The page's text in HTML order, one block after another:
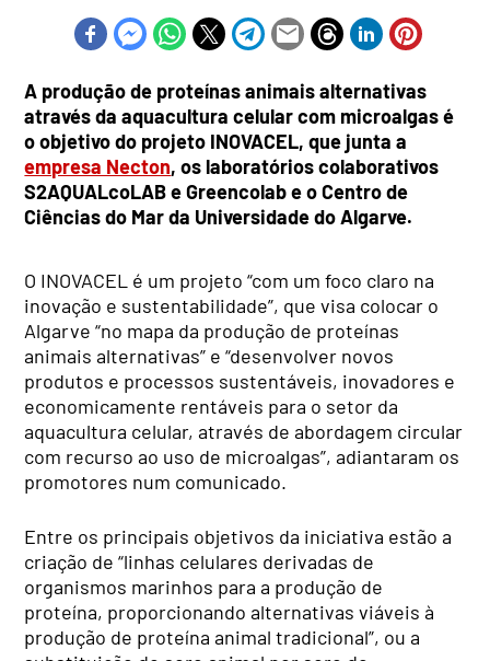
A produção de proteínas animais alternativas
através da aquacultura celular com microalgas é
o objetivo do projeto INOVACEL, que junta a
empresa Necton, os laboratórios colaborativos
S2AQUALcoLAB e Greencolab e o Centro de
Ciências do Mar da Universidade do Algarve.
O INOVACEL é um projeto “com um foco claro na
inovação e sustentabilidade”, que visa colocar o
Algarve “no mapa da produção de proteínas
animais alternativas” e “desenvolver novos
produtos e processos sustentáveis, inovadores e
economicamente rentáveis para o setor da
aquacultura celular, através de abordagem circular
com recurso ao uso de microalgas”, adiantaram os
promotores num comunicado.
Entre os principais objetivos da iniciativa estão a
criação de “linhas celulares derivadas de
organismos marinhos para a produção de
proteína, proporcionando alternativas viáveis à
produção de proteína animal tradicional”, ou a